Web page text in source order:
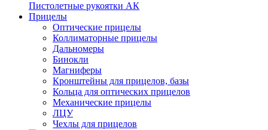
Пистолетные рукоятки АК
Прицелы
Оптические прицелы
Коллиматорные прицелы
Дальномеры
Бинокли
Магниферы
Кронштейны для прицелов, базы
Кольца для оптических прицелов
Механические прицелы
ЛЦУ
Чехлы для прицелов